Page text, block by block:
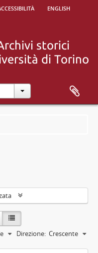
english
Direzione: Crescente